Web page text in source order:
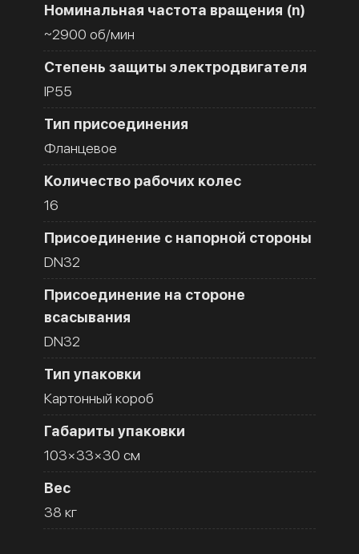
Номинальная частота вращения (n)
~2900 об/мин
Степень защиты электродвигателя
IP55
Тип присоединения
Фланцевое
Количество рабочих колес
16
Присоединение с напорной стороны
DN32
Присоединение на стороне
всасывания
DN32
Тип упаковки
Картонный короб
Габариты упаковки
103×33×30 см
Вес
38 кг